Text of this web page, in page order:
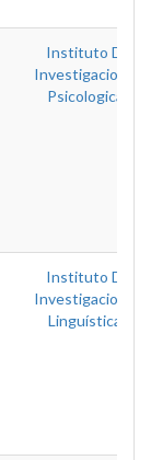
Instituto De
Investigaciones
Psicologicas
Instituto De
Investigaciones
Linguísticas